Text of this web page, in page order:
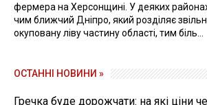
фермера на Херсонщині. У деяких районах
чим ближчий Дніпро, який розділяє
окуповану ліву частину області, тим біль...
ОСТАННІ НОВИНИ »
Гречка буде дорожчати: на які ціни